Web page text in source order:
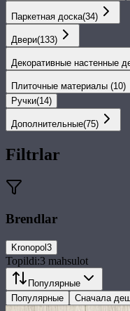
Паркетная доска(34)
Двери(133)
Декоративные настенные
Плиточные материалы (10)
Ручки(14)
Дополнительные(75)
Filtrlar
Brendlar
Kronopol3
Topildi:3 mahsulot
Популярные
Популярные
Сначала